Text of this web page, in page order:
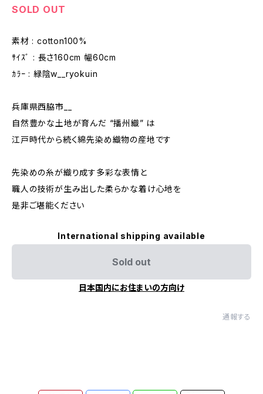
SOLD OUT
素材 : cotton100%
ｻｲｽﾞ : 長さ160cm 幅60cm
ｶﾗｰ : 緑陰w__ryokuin
兵庫県西脇市__
自然豊かな土地が育んだ “播州織” は
江戸時代から続く綿先染め織物の産地です
先染めの糸が織り成す多彩な表情と
職人の技術が生み出した柔らかな着け心地を
是非ご堪能ください
International shipping available
Sold out
日本国内にお住まいの方向け
通報する